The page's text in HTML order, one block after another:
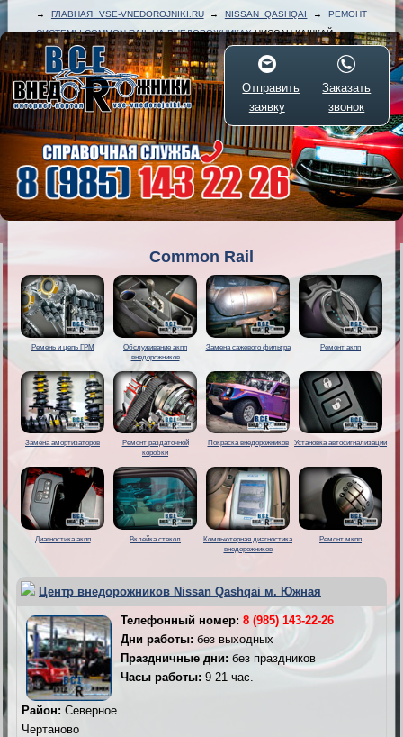
→ ГЛАВНАЯ VSE-VNEDOROJNIKI.RU→ NISSAN QASHQAI → РЕМОНТ
СИСТЕМЫ COMMON RAIL НА ВНЕДОРОЖНИКАХНИССАН КАШКАЙ
Отправить
заявку
Заказать
звонок
Common Rail
Ремень и цепь ГРМ
Обслуживание акпп
внедорожников
Замена сажевого фильтра Ремонт акпп
Замена амортизаторов
Ремонт раздаточной
коробки
Покраска внедорожников Установка автосигнализации
Диагностика акпп Вклейка стекол
Компьютерная диагностика
внедорожников
Ремонт мкпп
Центр внедорожников Nissan Qashqai м. Южная
Телефонный номер: 8 (985) 143-22-26
Дни работы: без выходных
Праздничные дни: без праздников
Часы работы: 9-21 час.
Район: Северное
Чертаново